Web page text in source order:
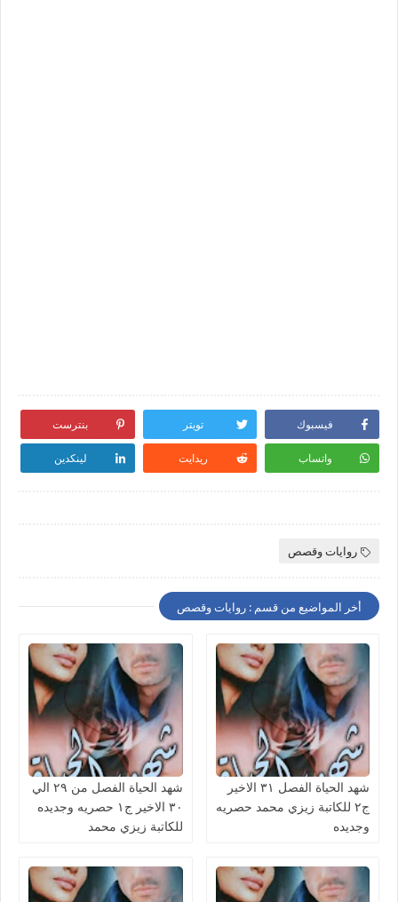
فيسبوك تويتر بنترست
واتساب ريدايت لينكدين
روايات وقصص
أخر المواضيع من قسم : روايات وقصص
شهد الحياة الفصل ٣١ الاخير
ج٢ للكاتبة زيزي محمد حصريه
وجديده
شهد الحياة الفصل من ٢٩ الي
٣٠ الاخير ج١ حصريه وجديده
للكاتبة زيزي محمد